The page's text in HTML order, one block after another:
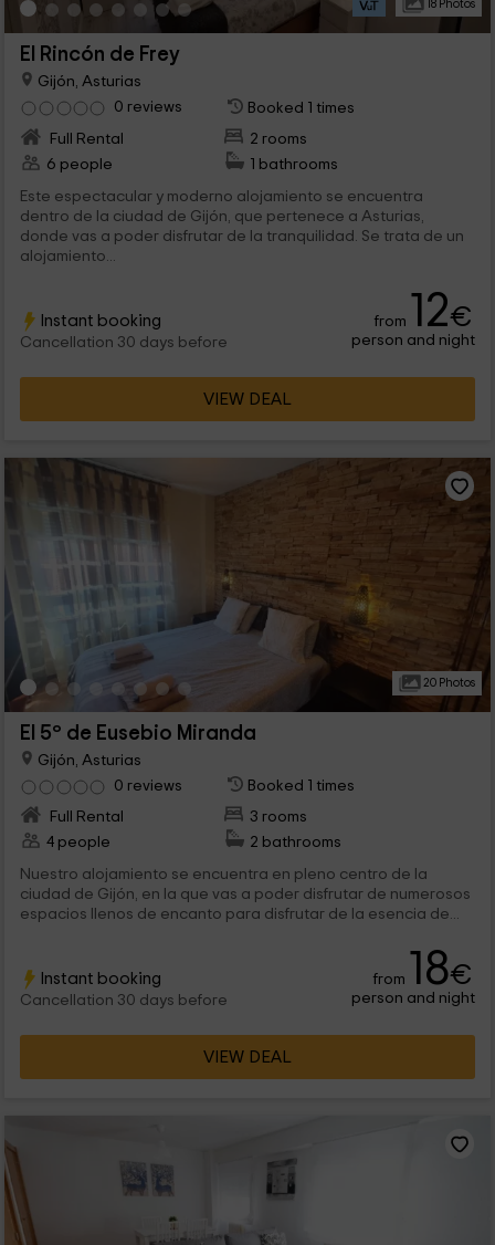
18 Photos
El Rincón de Frey
Gijón, Asturias
0 reviews
Booked 1 times
Full Rental
2 rooms
6 people
1 bathrooms
Este espectacular y moderno alojamiento se encuentra
dentro de la ciudad de Gijón, que pertenece a Asturias,
donde vas a poder disfrutar de la tranquilidad. Se trata de un
alojamiento...
Instant booking
Cancellation 30 days before
from 12€
person and night
VIEW DEAL
20 Photos
El 5º de Eusebio Miranda
Gijón, Asturias
0 reviews
Booked 1 times
Full Rental
3 rooms
4 people
2 bathrooms
Nuestro alojamiento se encuentra en pleno centro de la
ciudad de Gijón, en la que vas a poder disfrutar de numerosos
espacios llenos de encanto para disfrutar de la esencia de...
Instant booking
Cancellation 30 days before
from 18€
person and night
VIEW DEAL